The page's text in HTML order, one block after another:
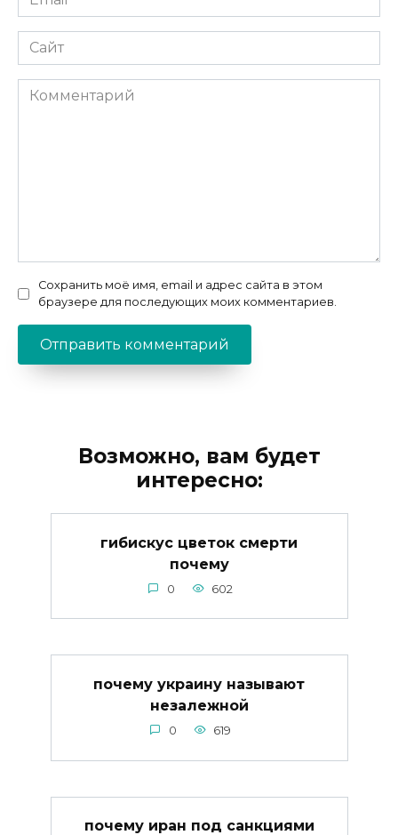
*
Сайт
Комментарий
Сохранить моё имя, email и адрес сайта в этом
браузере для последующих моих комментариев.
Возможно, вам будет
интересно:
гибискус цветок смерти
почему
0 602
почему украину называют
незалежной
0 619
почему иран под санкциями